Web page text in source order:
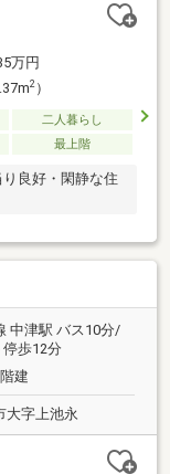
万円
2）
二人暮らし
最上階
良好・閑静な住
中津駅 バス10分/
停歩12分
建
大字上池永